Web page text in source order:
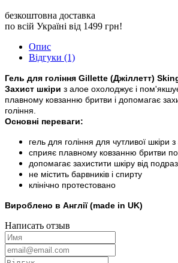
безкоштовна доставка
по всій Україні від 1499 грн!
Опис
Відгуки (1)
Гель для гоління Gillette (Джіллетт)
Захист шкіри з алое охолоджує і
плавному ковзанню бритви і допомагає
гоління.
Основні переваги:
гель для гоління для чутливої шкіри
сприяє плавному ковзанню бритви по
допомагає захистити шкіру від
не містить барвників і спирту
клінічно протестовано
Вироблено в Англії (made in UK)
Написать отзыв